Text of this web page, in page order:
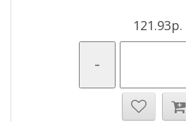
121.93р.
-